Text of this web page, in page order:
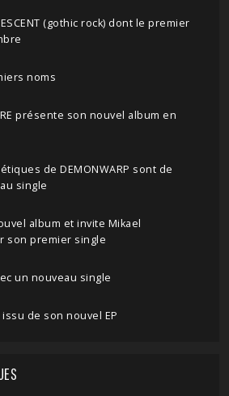
(gothic rock) dont le premier
noms
présente son nouvel album en
de DEMONWARP sont de
single
album et invite Mikael
son premier single
un nouveau single
de son nouvel EP